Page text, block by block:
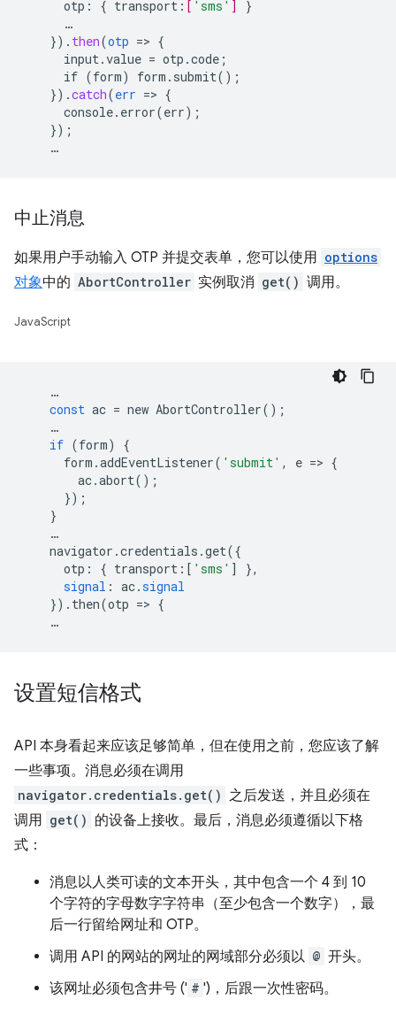
otp : { transport : [ 'sms' ]
}
…
}) . then(otp => {
input.value = otp.code ;
if (form) form.submit() ;
}) .catch(err => {
console.error(err) ;
});
…
中止消息
如果用户手动输入 OTP 并提交表单，您可以使用 options
对象中的 AbortController 实例取消 get() 调用。
JavaScript
…
const ac = new AbortController();
…
if (form)
{
form .addEventListener( 'submit' , e => {
ac.abort();
});
}
…
navigator .credentials .get({
otp : { transport :[ 'sms' ]
},
signal : ac.signal
}) . then(otp => {
…
设置短信格式
API 本身看起来应该足够简单，但在使用之前，您应该了解
一些事项。消息必须在调用
navigator.credentials.get() 之后发送，并且必须在
调用 get() 的设备上接收。最后，消息必须遵循以下格
式：
消息以人类可读的文本开头，其中包含一个 4 到 10
个字符的字母数字字符串（至少包含一个数字），最
后一行留给网址和 OTP。
调用 API 的网站的网址的网域部分必须以 @ 开头。
该网址必须包含井号 (' # ')，后跟一次性密码。